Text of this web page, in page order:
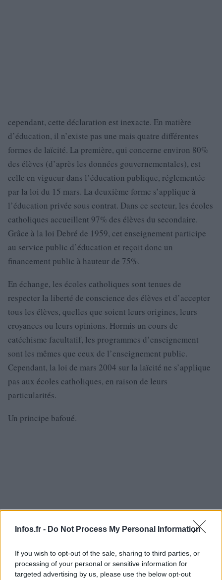
Infos.fr - Do Not Process My Personal Information
If you wish to opt-out of the sale, sharing to third parties, or
processing of your personal or sensitive information for
targeted advertising by us, please use the below opt-out
cependant, cette déclaration est inexacte. En matière
d’éducation, il n’existe pas une mais quatre différentes
formes de laïcité. La première, qui concerne environ 80%
des élèves (d’après les données gouvernementales), est
celle en vigueur dans l’éducation publique, réglementée
par la loi du 15 mars. La deuxième forme s’applique à
l’éducation privée sous contrat. Dans ce secteur, les écoles
catholiques accueillent 97% des élèves du secondaire.
Grâce à la loi Debré de 1959, cet enseignement participe
au service public d’éducation et reçoit donc un
financement public à hauteur de 75%.
En échange, les écoles catholiques sont tenues de
respecter la liberté de conscience des élèves et d’accepter
tous les élèves, quelles que soient leurs origines, leurs
croyances ou leurs opinions. Hormis un cours de
catéchisme facultatif, les programmes d’enseignement
sont les mêmes que ceux de l’enseignement public.
Cependant, la loi de mars 2004 sur la laïcité ne s’applique
pas aux écoles catholiques, en raison de leurs
particularités.
Un principe bafoué.